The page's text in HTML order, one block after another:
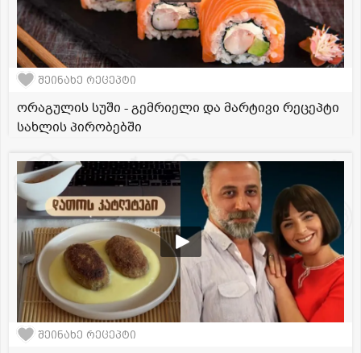
შეინახე რეცეპტი
ორაგულის სუში - გემრიელი და მარტივი რეცეპტი
სახლის პირობებში
შეინახე რეცეპტი